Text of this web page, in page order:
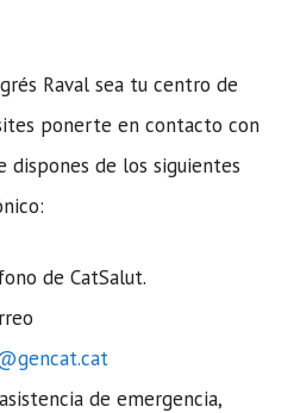
Raval sea tu centro de
ponerte en contacto con
dispones de los siguientes
de CatSalut.
de emergencia,